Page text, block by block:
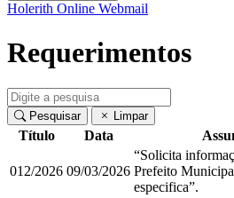
Holerith Online Webmail
Requerimentos
Pesquisar Limpar
Título Data
012/2026 09/03/2026
“Solicita
Prefeito
especifica”.